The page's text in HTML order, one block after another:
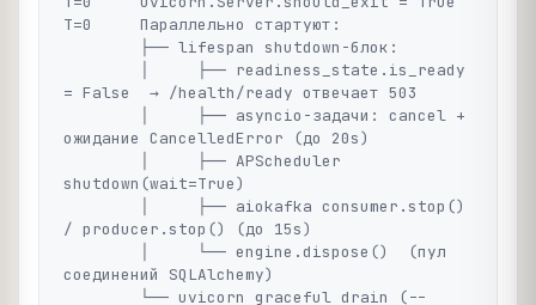
T=0     Параллельно стартуют:
= False  → /health/ready отвечает 503
ожидание CancelledError (до 20s)
shutdown(wait=True)
/ producer.stop() (до 15s)
соединений SQLAlchemy)